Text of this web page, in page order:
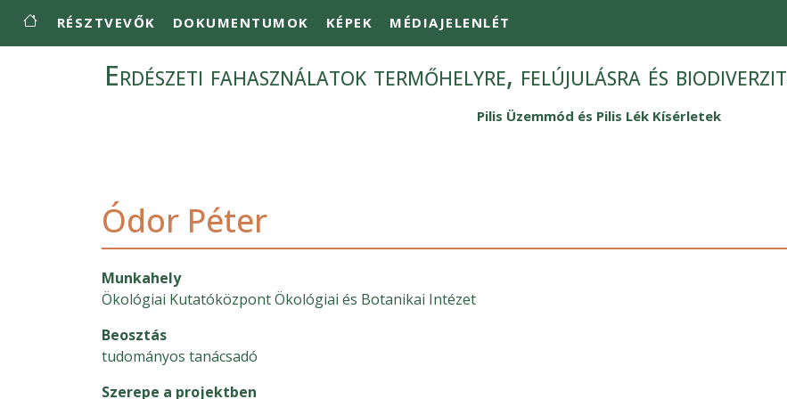
Erdészeti fahasználatok termőhelyre, felújulásra és
Pilis Üzemmód és Pilis Lék Kísérletek
Main navigation
RÉSZTVEVŐK DOKUMENTUMOK KÉPEK MÉDIAJELENLÉT
Ódor Péter
Munkahely
Ökológiai Kutatóközpont Ökológiai és Botanikai Intézet
Beosztás
tudományos tanácsadó
Szerepe a projektben